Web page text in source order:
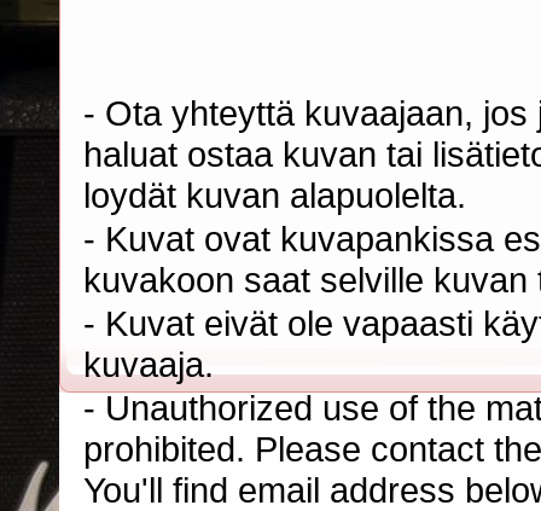
- Ota yhteyttä kuvaajaan,
haluat ostaa kuvan tai
loydät kuvan alapuolelta.
- Kuvat ovat kuvapankissa
kuvakoon saat selville
- Kuvat eivät ole vapaasti
kuvaaja.
- Unauthorized use of the
prohibited. Please contact
You'll find email address